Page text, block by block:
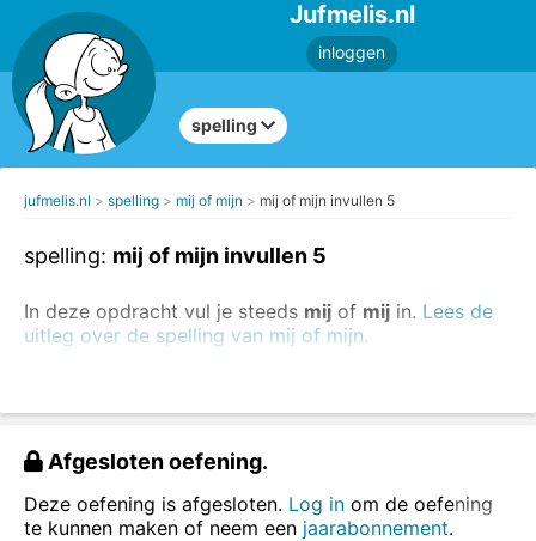
Jufmelis.nl
inloggen
spelling
jufmelis.nl spelling mij of mijn mij of mijn invullen 5
spelling: mij of mijn invullen 5
In deze opdracht vul je steeds mij of mij in. Lees de
uitleg over de spelling van mij of mijn.
Vul mij of mijn in.
Afgesloten oefening.
Deze oefening is afgesloten. Log in om de oefening
te kunnen maken of neem een jaarabonnement.